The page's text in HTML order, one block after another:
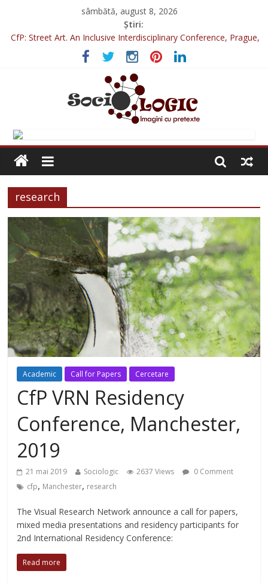
sâmbătă, august 8, 2026
Știri:
CfP: Street Art. An Inclusive Interdisciplinary Conference, Prague,
Sociologia Jurnaliștilor 2025
CfP: IVSA Conference 2022
CfP: 6th International Conference of Photography & Theory,
CfP: Philosophy of Photography special issue: Violence!
research
Academic Call for Papers Cercetare
CfP VRN Residency
Conference, Manchester,
2019
21 mai 2019 Sociologic 2637 Views
0 Comment
cfp, Manchester, research
The Visual Research Network announce a call for papers,
mixed media presentations and residency participants for
2nd International Residency Conference:
Read more